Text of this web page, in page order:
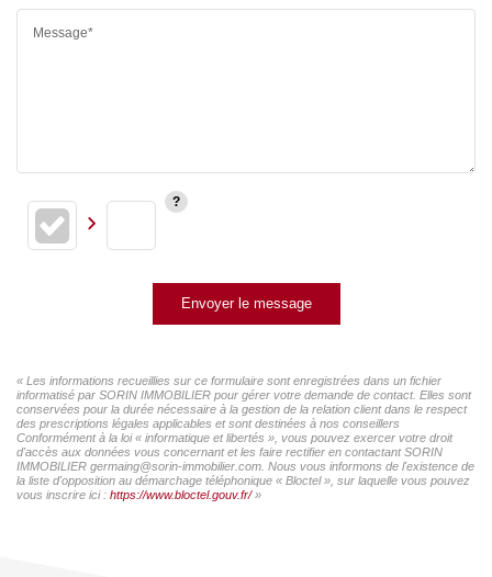
Message*
Envoyer le message
« Les informations recueillies sur ce formulaire sont enregistrées dans un fichier
informatisé par SORIN IMMOBILIER pour gérer votre demande de contact. Elles sont
conservées pour la durée nécessaire à la gestion de la relation client dans le respect
des prescriptions légales applicables et sont destinées à nos conseillers
Conformément à la loi « informatique et libertés », vous pouvez exercer votre droit
d'accès aux données vous concernant et les faire rectifier en contactant SORIN
IMMOBILIER germaing@sorin-immobilier.com. Nous vous informons de l'existence de
la liste d'opposition au démarchage téléphonique « Bloctel », sur laquelle vous pouvez
vous inscrire ici : https://www.bloctel.gouv.fr/»